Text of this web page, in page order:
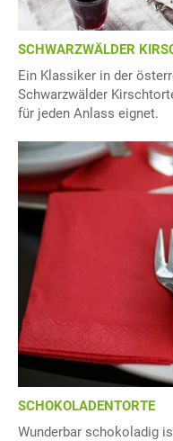
SCHWARZWÄLDER
Ein Klassiker in der
Schwarzwälder
für jeden Anlass eignet.
SCHOKOLADENTORTE
Wunderbar schokoladig